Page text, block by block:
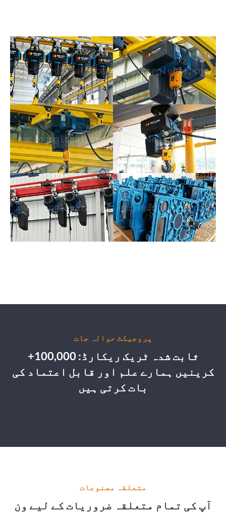
پروجیکٹ حوالہ جات
ثابت شدہ ٹریک ریکارڈ: 100,000+
کرینیں ہمارے علم اور قابل اعتماد کی
بات کرتی ہیں
متعلقہ مصنوعات
آپ کی تمام متعلقہ ضروریات کے لیے ون